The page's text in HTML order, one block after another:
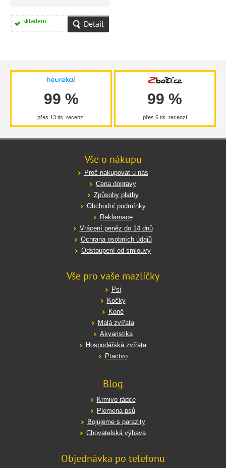
skladem Detail
99 %
přes 13 tis. recenzí
99 %
přes 6 tis. recenzí
Vše o nákupu
Proč nakupovat u nás
Cena dopravy
Způsoby platby
Obchodní podmínky
Reklamace
Vrácení peněz do 14 dnů
Ochrana osobních údajů
Odstoupení od smlouvy
Vše pro vaše mazlíčky
Psi
Kočky
Koně
Malá zvířata
Akvaristika
Hospodářská zvířata
Ptactvo
Blog
Krmivo rádce
Plemena psů
Bojujeme s parazity
Chovatelská výbava
Objednávka po telefonu